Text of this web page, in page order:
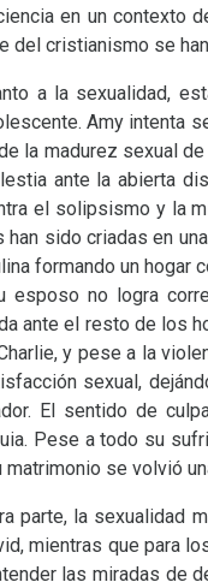
en un contexto
del cristianismo se
a la sexualidad,
Amy intenta
la madurez sexual
ante la abierta
el solipsismo y la
han sido criadas en
formando un hogar
esposo no logra
ante el resto de los
y pese a la
sexual,
El sentido de
Pese a todo su
matrimonio se volvió
parte, la sexualidad
mientras que para
las miradas de